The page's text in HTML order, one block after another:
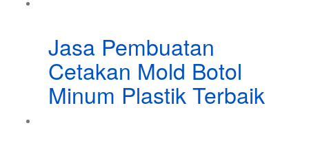
Jasa Pembuatan
Cetakan Mold Botol
Minum Plastik Terbaik